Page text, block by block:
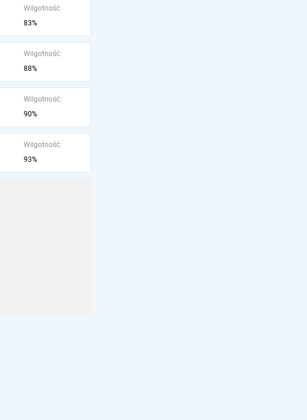
Wilgotność:
83%
Wilgotność:
88%
Wilgotność:
90%
Wilgotność:
93%